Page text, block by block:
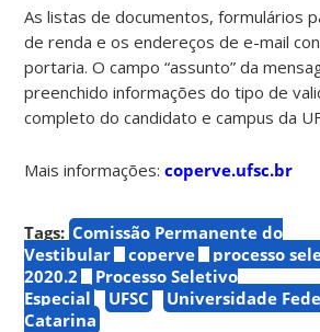
As listas de documentos, formulários
de renda e os endereços de e-mail
portaria. O campo “assunto” da
preenchido informações do tipo de
completo do candidato e campus da
Mais informações:coperve.ufsc.br
Tags: Comissão Permanente do
Vestibular
coperve
processo
2020.2
Processo Seletivo
Especial
UFSC
Universidade
Catarina